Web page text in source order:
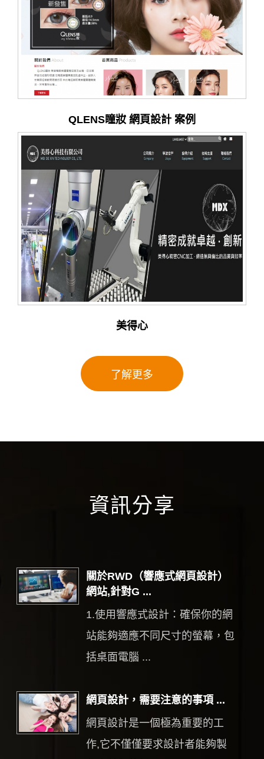
QLENS瞳妝 網頁設計 案例
美得心
了解更多
資訊分享
關於RWD（響應式網頁設計）
網站,針對G ...
1.使用響應式設計：確保你的網
站能夠適應不同尺寸的螢幕，包
括桌面電腦 ...
網頁設計，需要注意的事項 ...
網頁設計是一個極為重要的工
作,它不僅僅要求設計者能夠製